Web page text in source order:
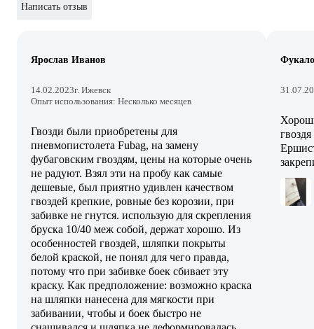
Написать отзыв
Ярослав Иванов
14.02.2023г. Ижевск
Опыт использования: Несколько месяцев
Гвозди были приобретены для
пневмопистолета Fubag, на замену
фубаговским гвоздям, цены на которые очень
не радуют. Взял эти на пробу как самые
дешевые, был приятно удивлен качеством
гвоздей крепкие, ровные без корозии, при
забивке не гнутся. использую для скрепления
бруска 10/40 меж собой, держат хорошо. Из
особенностей гвоздей, шляпки покрыты
белой краской, не понял для чего правда,
потому что при забивке боек сбивает эту
краску. Как предположение: возможно краска
на шляпки нанесена для мягкости при
забивании, чтобы и боек быстро не